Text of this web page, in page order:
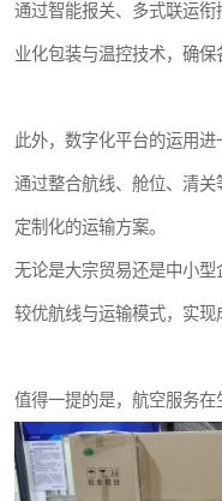
通过智能报关、多式联运
业化包装与温控技术，确保
此外，数字化平台的运用进
通过整合航线、舱位、清
定制化的运输方案。
无论是大宗贸易还是中小
较优航线与运输模式，实现
值得一提的是，航空服务在